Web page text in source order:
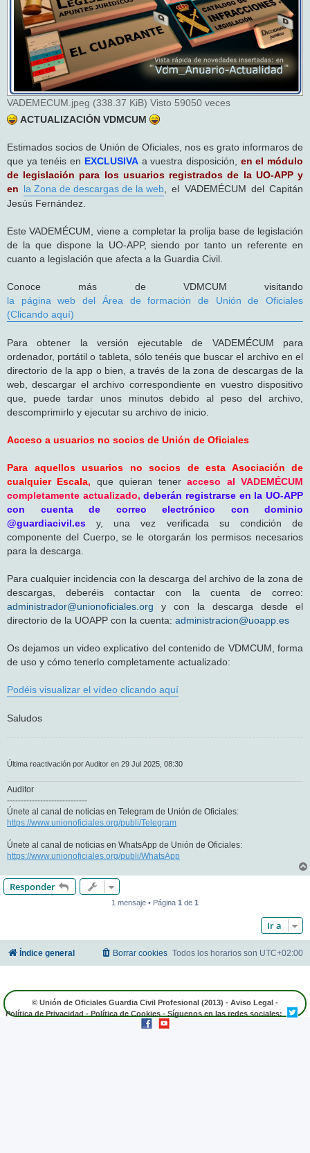
VADEMECUM.jpeg (338.37 KiB) Visto 59050 veces
ACTUALIZACIÓN VDMCUM
Estimados socios de Unión de Oficiales, nos es grato informaros de
que ya tenéis en EXCLUSIVAa vuestra disposición, en el módulo
de legislación para los usuarios registrados de la UO-APP y
en la Zona de descargas de la web, el VADEMÉCUM del Capitán
Jesús Fernández.
Este VADEMÉCUM, viene a completar la prolija base de legislación
de la que dispone la UO-APP, siendo por tanto un referente en
cuanto a legislación que afecta a la Guardia Civil.
Conoce más de VDMCUM visitando
la página web del Área de formación de Unión de Oficiales
(Clicando aquí)
Para obtener la versión ejecutable de VADEMÉCUM para
ordenador, portátil o tableta, sólo tenéis que buscar el archivo en el
directorio de la app o bien, a través de la zona de descargas de la
web, descargar el archivo correspondiente en vuestro dispositivo
que, puede tardar unos minutos debido al peso del archivo,
descomprimirlo y ejecutar su archivo de inicio.
Acceso a usuarios no socios de Unión de Oficiales
Para aquellos usuarios no socios de esta Asociación de
cualquier Escala, que quieran teneracceso al VADEMÉCUM
completamente actualizado,deberán registrarse en la UO-APP
con cuenta de correo electrónico con dominio
@guardiacivil.es y, una vez verificada su condición de
componente del Cuerpo, se le otorgarán los permisos necesarios
para la descarga.
Para cualquier incidencia con la descarga del archivo de la zona de
descargas, deberéis contactar con la cuenta de correo:
administrador@unionoficiales.org y con la descarga desde el
directorio de la UOAPP con la cuenta: administracion@uoapp.es
Os dejamos un video explicativo del contenido de VDMCUM, forma
de uso y cómo tenerlo completamente actualizado:
Podéis visualizar el vídeo clicando aquí
Saludos
Última reactivación por Auditor en 29 Jul 2025, 08:30
Auditor
-----------------------------
Únete al canal de noticias en Telegram de Unión de Oficiales:
https://www.unionoficiales.org/publi/Telegram
Únete al canal de noticias en WhatsApp de Unión de Oficiales:
https://www.unionoficiales.org/publi/WhatsApp
Responder
1 mensaje • Página 1 de 1
Ir a
Índice general Todos los horarios son UTC+02:00
Borrar cookies
© Unión de Oficiales Guardia Civil Profesional (2013) - Aviso Legal -
Política de Privacidad - Política de Cookies - Síguenos en las redes sociales: